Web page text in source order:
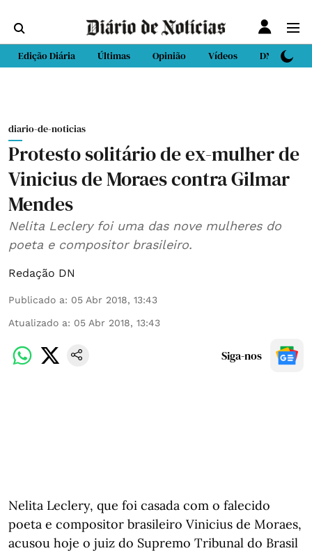
Edição Diária Últimas Opinião Vídeos DN Sport
diario-de-noticias
Protesto solitário de ex-mulher de
Vinicius de Moraes contra Gilmar
Mendes
Nelita Leclery foi uma das nove mulheres do
poeta e compositor brasileiro.
Redação DN
Publicado a: 05 Abr 2018, 13:43
Atualizado a: 05 Abr 2018, 13:43
Siga-nos
Nelita Leclery, que foi casada com o falecido
poeta e compositor brasileiro Vinicius de Moraes,
acusou hoje o juiz do Supremo Tribunal do Brasil